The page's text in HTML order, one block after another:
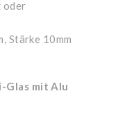
oder
Stärke 10mm
Glas mit Alu